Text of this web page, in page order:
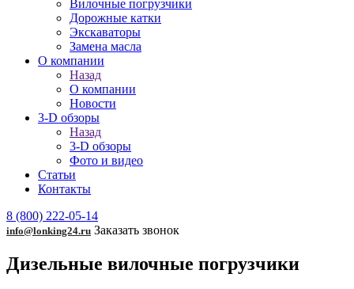
Вилочные погрузчики
Дорожные катки
Экскаваторы
Замена масла
О компании
Назад
О компании
Новости
3-D обзоры
Назад
3-D обзоры
Фото и видео
Статьи
Контакты
8 (800) 222-05-14
info@lonking24.ru Заказать звонок
Дизельные вилочные погрузчики